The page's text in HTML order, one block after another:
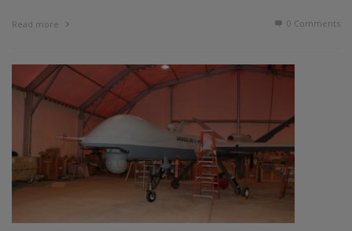
Read more 0 Comments